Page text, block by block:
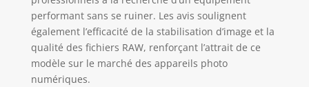
performant sans se ruiner. Les avis soulignent
également l’efficacité de la stabilisation d’image et la
qualité des fichiers RAW, renforçant l’attrait de ce
modèle sur le marché des appareils photo
numériques.